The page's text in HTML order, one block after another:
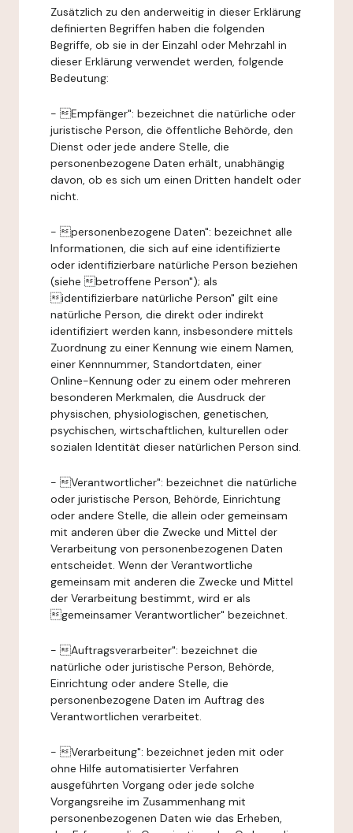
Zusätzlich zu den anderweitig in dieser Erklärung
definierten Begriffen haben die folgenden
Begriffe, ob sie in der Einzahl oder Mehrzahl in
dieser Erklärung verwendet werden, folgende
Bedeutung:
- Empfänger": bezeichnet die natürliche oder
juristische Person, die öffentliche Behörde, den
Dienst oder jede andere Stelle, die
personenbezogene Daten erhält, unabhängig
davon, ob es sich um einen Dritten handelt oder
nicht.
- personenbezogene Daten": bezeichnet alle
Informationen, die sich auf eine identifizierte
oder identifizierbare natürliche Person beziehen
(siehe betroffene Person"); als
identifizierbare natürliche Person" gilt eine
natürliche Person, die direkt oder indirekt
identifiziert werden kann, insbesondere mittels
Zuordnung zu einer Kennung wie einem Namen,
einer Kennnummer, Standortdaten, einer
Online-Kennung oder zu einem oder mehreren
besonderen Merkmalen, die Ausdruck der
physischen, physiologischen, genetischen,
psychischen, wirtschaftlichen, kulturellen oder
sozialen Identität dieser natürlichen Person sind.
- Verantwortlicher": bezeichnet die natürliche
oder juristische Person, Behörde, Einrichtung
oder andere Stelle, die allein oder gemeinsam
mit anderen über die Zwecke und Mittel der
Verarbeitung von personenbezogenen Daten
entscheidet. Wenn der Verantwortliche
gemeinsam mit anderen die Zwecke und Mittel
der Verarbeitung bestimmt, wird er als
gemeinsamer Verantwortlicher" bezeichnet.
- Auftragsverarbeiter": bezeichnet die
natürliche oder juristische Person, Behörde,
Einrichtung oder andere Stelle, die
personenbezogene Daten im Auftrag des
Verantwortlichen verarbeitet.
- Verarbeitung": bezeichnet jeden mit oder
ohne Hilfe automatisierter Verfahren
ausgeführten Vorgang oder jede solche
Vorgangsreihe im Zusammenhang mit
personenbezogenen Daten wie das Erheben,